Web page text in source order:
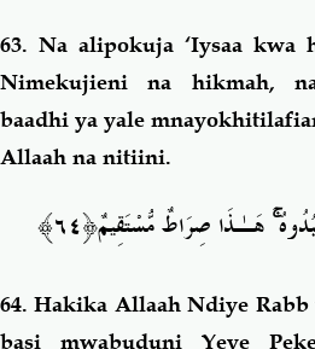
63. Na alipokuja ‘Iysaa kwa
Nimekujieni na hikmah,
baadhi ya yale
Allaah na nitiini.
ۚهَـٰذَا صِرَاطٌ مُّسْتَقِيمٌ﴿٦٤﴾
64.Hakika Allaah Ndiye Rabb
basi mwabuduni Yeye